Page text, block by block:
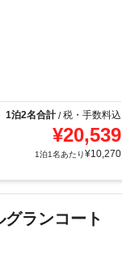
1泊2名合計/税・手数料込
¥20,539
1泊1名あたり¥10,270
ランコート